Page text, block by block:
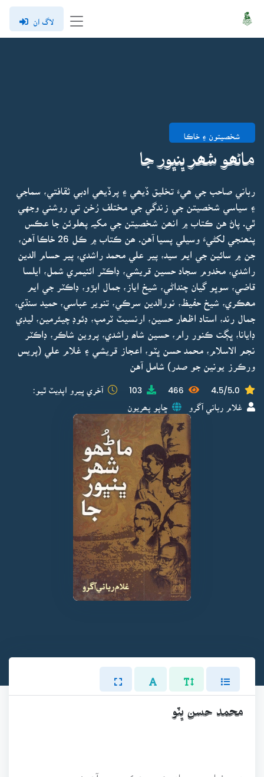
لاگ ان
شخصيتون ۽ خاڪا
ماڻھو شھر ڀنڀور جا
رباني صاحب جي ھيءَ تخليق ڏيھي ۽ پرڏيھي ادبي ثقافتي، سماجي
۽ سياسي شخصيتن جي زندگي جي مختلف رُخن تي روشني وجهي
ٿي. پاڻ هن ڪتاب ۾ انھن شخصيتن جي مکيہ پھلوئن جا عڪس
پنھنجي لکڻيءَ وسيلي پسيا آهن. ھن ڪتاب ۾ ڪل 26 خاڪا آهن،
جن ۾ سائين جي ايم سيد، پير علي محمد راشدي، پير حسام الدين
راشدي، مخدوم سجاد حسين قريشي، ڊاڪٽر ائنيمري شمل، ايلسا
قاضي، سوڀو گيان چنداڻي، شيخ اياز، جمال ابڙو، ڊاڪٽر جي ايم
مھڪري، شيخ حفيظ، نورالدين سرڪي، تنوير عباسي، حميد سنڌي،
جمال رند، استاد اظھار حسين، ارنسيٽ ٽرمپ، ڊئوڊ چيئرمين، ليڊي
ڊايانا، ڀڳت ڪنور رام، حسين شاھ راشدي، پروين شاڪر، ڊاڪٽر
نجم الاسلام، محمد حسن ڀٽو، اعجاز قريشي ۽ غلام علي (پريس
ورڪرز يونين جو صدر) شامل آهن
4.5/5.0
466
103 آخري ڀيرو اپڊيٽ ٿيو:
غلام رباني آگرو ڇاپو پھريون
محمد حسن ڀٽو
عمر خيام جي رباعيءَ جي هڪ مصرع آهي: